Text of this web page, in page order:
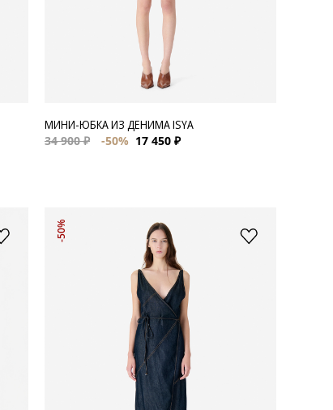
МИНИ-ЮБКА ИЗ ДЕНИМА ISYA
34 900 ₽
-50% 17 450 ₽
-50%